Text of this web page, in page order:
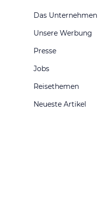
Das Unternehmen
Unsere Werbung
Presse
Jobs
Reisethemen
Neueste Artikel